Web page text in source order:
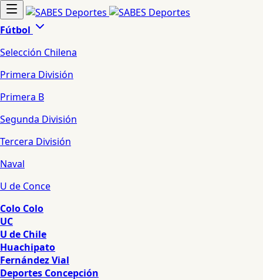
Fútbol
Selección Chilena
Primera División
Primera B
Segunda División
Tercera División
Naval
U de Conce
Colo Colo
UC
U de Chile
Huachipato
Fernández Vial
Deportes Concepción